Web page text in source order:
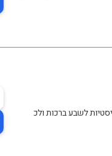
לשבע ברכות ולכ